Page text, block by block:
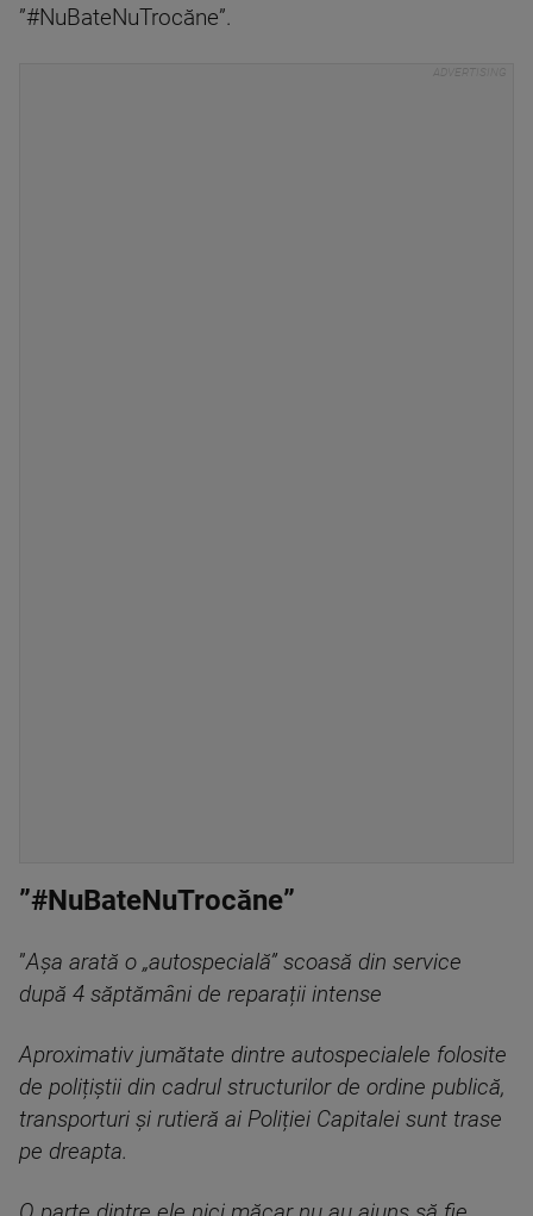
”#NuBateNuTrocăne”.
”#NuBateNuTrocăne”
”Așa arată o „autospecială” scoasă din service
după 4 săptămâni de reparații intense
Aproximativ jumătate dintre autospecialele folosite
de polițiștii din cadrul structurilor de ordine publică,
transporturi și rutieră ai Poliției Capitalei sunt trase
pe dreapta.